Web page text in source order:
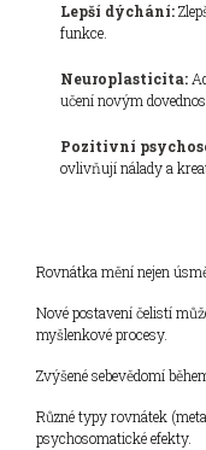
Lepší dýchání:
funkce.
Neuroplasticita:
učení novým
Pozitivní
ovlivňují nálady a
Rovnátka mění nejen
Nové postavení čelistí
myšlenkové procesy.
Zvýšené sebevědomí
Různé typy rovnátek
psychosomatické efekty.